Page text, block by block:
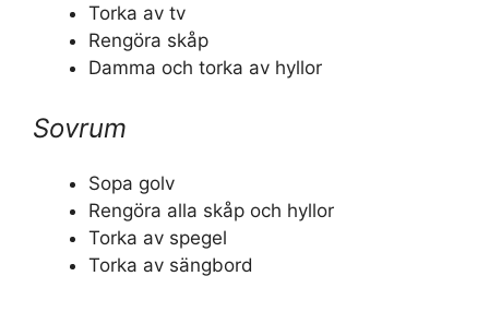
Torka av tv
Rengöra skåp
Damma och torka av hyllor
Sovrum
Sopa golv
Rengöra alla skåp och hyllor
Torka av spegel
Torka av sängbord